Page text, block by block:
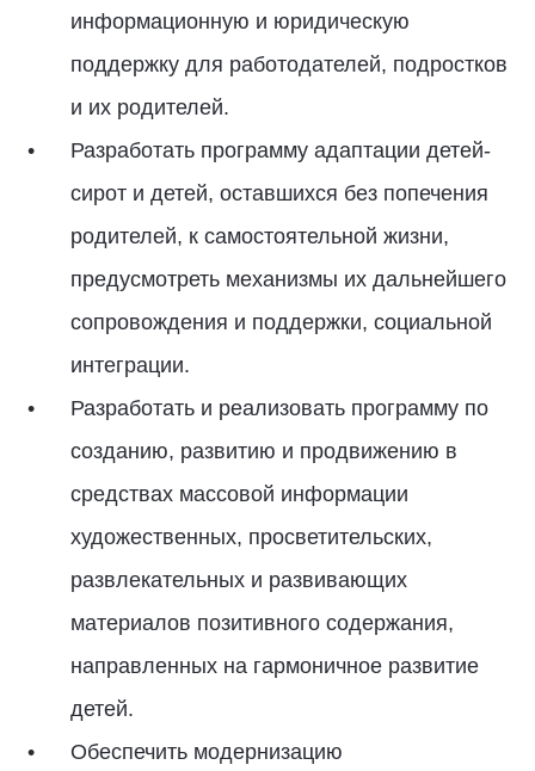
информационную и юридическую
поддержку для работодателей, подростков
и их родителей.
Разработать программу адаптации детей-
сирот и детей, оставшихся без попечения
родителей, к самостоятельной жизни,
предусмотреть механизмы их дальнейшего
сопровождения и поддержки, социальной
интеграции.
Разработать и реализовать программу по
созданию, развитию и продвижению в
средствах массовой информации
художественных, просветительских,
развлекательных и развивающих
материалов позитивного содержания,
направленных на гармоничное развитие
детей.
Обеспечить модернизацию